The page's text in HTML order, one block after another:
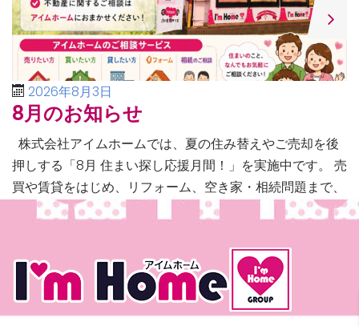
2026年8月3日
8月のお知らせ
株式会社アイムホームでは、夏の住み替えやご売却を後
押しする「8月 住まい探し応援月間！」を実施中です。 売
買や賃貸をはじめ、リフォーム、空き家・相続問題まで、
不動産に関するあらゆるご相談に幅広く対応いたしま […]